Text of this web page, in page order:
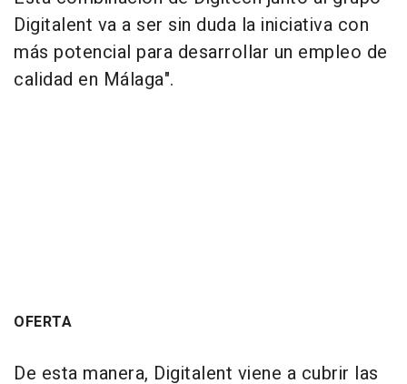
Digitalent va a ser sin duda la iniciativa con
más potencial para desarrollar un empleo de
calidad en Málaga".
OFERTA
De esta manera, Digitalent viene a cubrir las